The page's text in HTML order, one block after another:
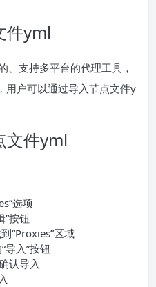
件yml
、支持多平台的代理工具，
用户可以通过导入节点文件y
文件yml
选项
”按钮
“Proxies”区域
导入”按钮
认导入